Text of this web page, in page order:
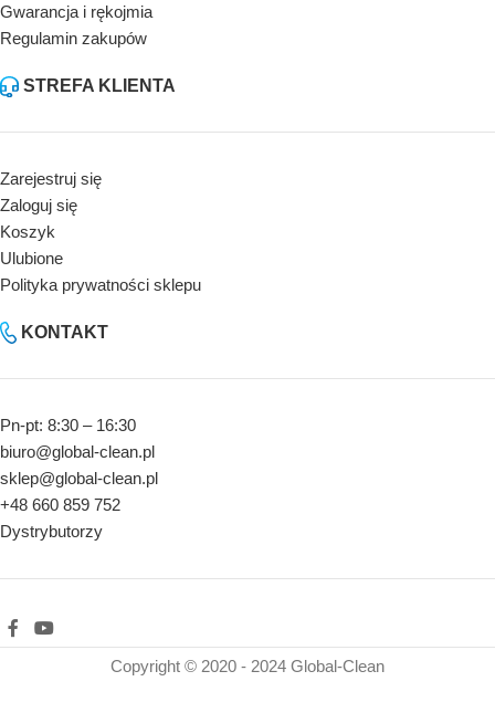
Gwarancja i rękojmia
Regulamin zakupów
STREFA KLIENTA
Zarejestruj się
Zaloguj się
Koszyk
Ulubione
Polityka prywatności sklepu
KONTAKT
Pn-pt: 8:30 – 16:30
biuro@global-clean.pl
sklep@global-clean.pl
+48 660 859 752
Dystrybutorzy
Copyright © 2020 - 2024 Global-Clean